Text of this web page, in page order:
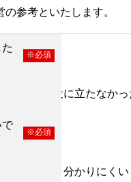
参考といたします。
※必須
役に立たなか
で
※必須
分かりにくい